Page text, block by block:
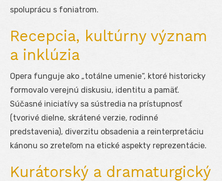
spoluprácu s foniatrom.
Recepcia, kultúrny význam
a inklúzia
Opera funguje ako „totálne umenie“, ktoré historicky
formovalo verejnú diskusiu, identitu a pamäť.
Súčasné iniciatívy sa sústredia na prístupnosť
(tvorivé dielne, skrátené verzie, rodinné
predstavenia), diverzitu obsadenia a reinterpretáciu
kánonu so zreteľom na etické aspekty reprezentácie.
Kurátorský a dramaturgický